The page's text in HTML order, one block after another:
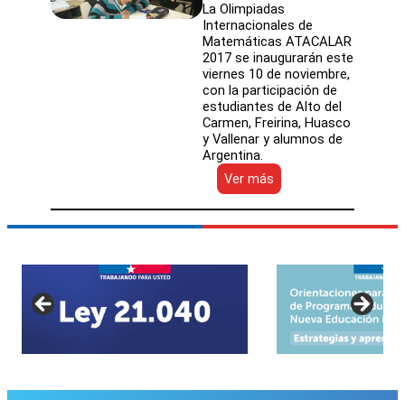
La Olimpiadas
Internacionales de
Matemáticas ATACALAR
2017 se inaugurarán este
viernes 10 de noviembre,
con la participación de
estudiantes de Alto del
Carmen, Freirina, Huasco
y Vallenar y alumnos de
Argentina.
Ver más
Estudiantes
de
colegios
participan
competencia
internacional